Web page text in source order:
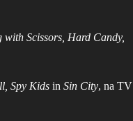
Scissors, Hard Candy,
Spy Kids in Sin City, na TV